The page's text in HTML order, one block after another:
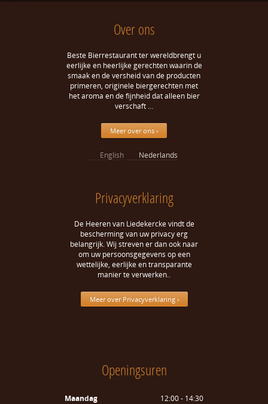
Over ons
Beste Bierrestaurant ter wereldbrengt u
eerlijke en heerlijke gerechten waarin de
smaak en de versheid van de producten
primeren, originele biergerechten met
het aroma en de fijnheid dat alleen bier
verschaft …
Meer over ons ›
English Nederlands
Privacyverklaring
De Heeren van Liedekercke vindt de
bescherming van uw privacy erg
belangrijk. Wij streven er dan ook naar
om uw persoonsgegevens op een
wettelijke, eerlijke en transparante
manier te verwerken..
Meer over Privacyverklaring ›
Openingsuren
Maandag
12:00 - 14:30